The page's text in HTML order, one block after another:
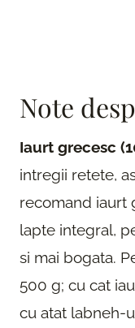
Note
Iaurt grecesc
intregii retete,
recomand iaurt
lapte integral,
si mai bogata.
500 g; cu cat
cu atat labneh-